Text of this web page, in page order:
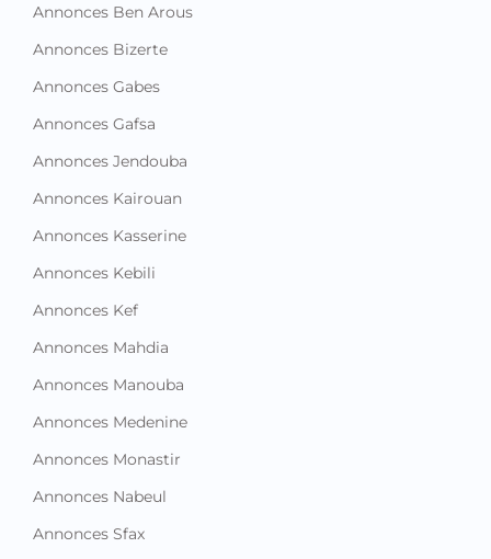
Annonces Ben Arous
Annonces Bizerte
Annonces Gabes
Annonces Gafsa
Annonces Jendouba
Annonces Kairouan
Annonces Kasserine
Annonces Kebili
Annonces Kef
Annonces Mahdia
Annonces Manouba
Annonces Medenine
Annonces Monastir
Annonces Nabeul
Annonces Sfax